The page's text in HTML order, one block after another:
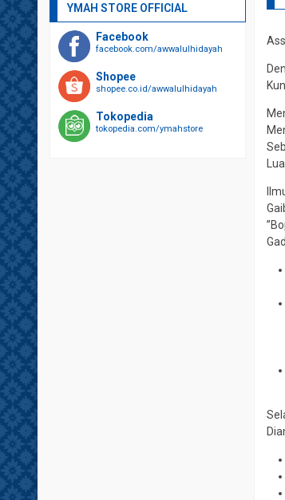
YMAH STORE OFFICIAL
Facebook
facebook.com/awwalulhidayah
Shopee
shopee.co.id/awwalulhidayah
Tokopedia
tokopedia.com/ymahstore